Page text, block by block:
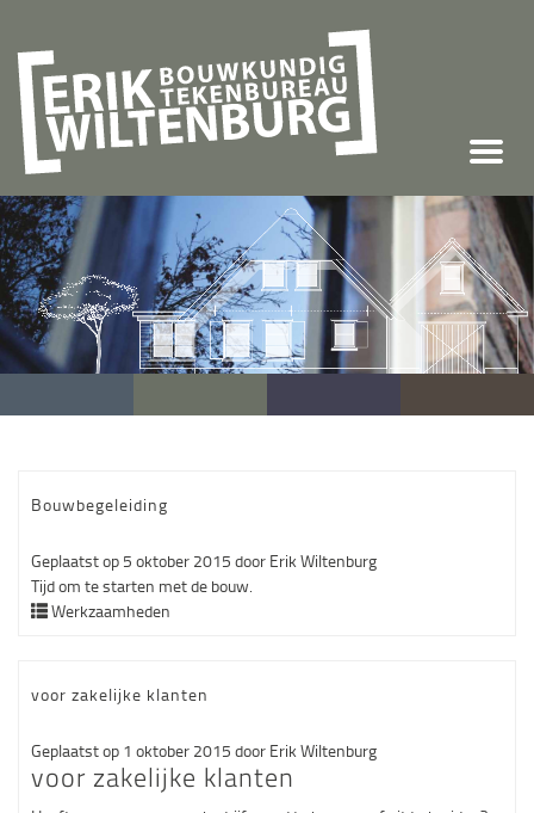
Toggle
navigatie
Bouwbegeleiding
Geplaatst op 5 oktober 2015 door Erik Wiltenburg
Tijd om te starten met de bouw.
Werkzaamheden
voor zakelijke klanten
Geplaatst op 1 oktober 2015 door Erik Wiltenburg
voor zakelijke klanten